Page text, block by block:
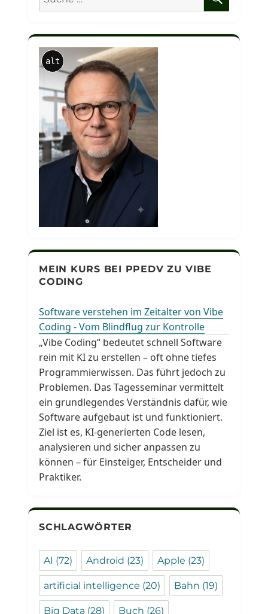
nach:
alt
MEIN KURS BEI PPEDV ZU VIBE
CODING
Software verstehen im Zeitalter von Vibe
Coding - Vom Blindflug zur Kontrolle
„Vibe Coding“ bedeutet schnell Software
rein mit KI zu erstellen – oft ohne tiefes
Programmierwissen. Das führt jedoch zu
Problemen. Das Tagesseminar vermittelt
ein grundlegendes Verständnis dafür, wie
Software aufgebaut ist und funktioniert.
Ziel ist es, KI-generierten Code lesen,
analysieren und sicher anpassen zu
können – für Einsteiger, Entscheider und
Praktiker.
SCHLAGWÖRTER
AI (72) Android (23) Apple (23)
artificial intelligence (20) Bahn (19)
Big Data (28) Buch (26)